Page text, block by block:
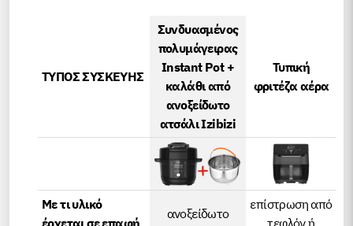
ΤΥΠΟΣ ΣΥΣΚΕΥΗΣ
Συνδυασμένος
πολυμάγειρας
Instant Pot +
καλάθι από
ανοξείδωτο
ατσάλι Izibizi
Τυπική
φριτέζα αέρα
Με τι υλικό
ανοξείδωτο
επίστρωση από